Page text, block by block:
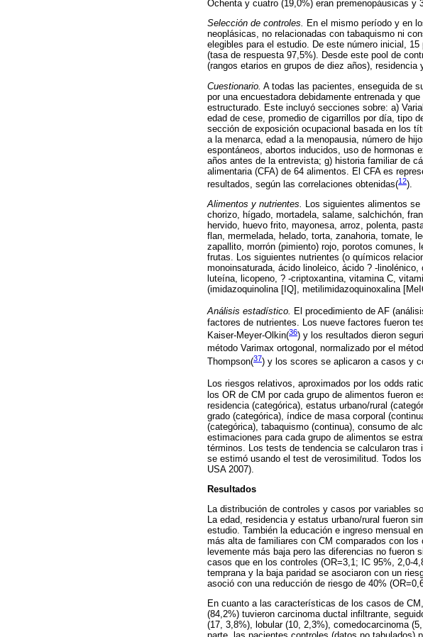
Ochenta y cuatro (19,0%) eran premenopáusicas y
Selección de controles. En el mismo período y en
neoplásicas, no relacionadas con tabaquismo ni
elegibles para el estudio. De este número inicial,
(tasa de respuesta 97,5%). Desde este pool de
(rangos etarios en grupos de diez años), residencia
Cuestionario. A todas las pacientes, enseguida de
por una encuestadora debidamente entrenada y
estructurado. Este incluyó secciones sobre: a)
edad de cese, promedio de cigarrillos por día, tipo
sección de exposición ocupacional basada en los
a la menarca, edad a la menopausia, número de
espontáneos, abortos inducidos, uso de hormonas
años antes de la entrevista; g) historia familiar de
alimentaria (CFA) de 64 alimentos. El CFA es
resultados, según las correlaciones obtenidas(12).
Alimentos y nutrientes. Los siguientes alimentos
chorizo, hígado, mortadela, salame, salchichón,
hervido, huevo frito, mayonesa, arroz, polenta,
flan, mermelada, helado, torta, zanahoria, tomate,
zapallito, morrón (pimiento) rojo, porotos comunes,
frutas. Los siguientes nutrientes (o químicos
monoinsaturada, ácido linoleico, ácido ? -
luteína, licopeno, ? -criptoxantina, vitamina C,
(imidazoquinolina [IQ], metilimidazoquinoxalina
Análisis estadístico. El procedimiento de AF
factores de nutrientes. Los nueve factores fueron
Kaiser-Meyer-Olkin(36) y los resultados dieron
método Varimax ortogonal, normalizado por el
Thompson(37) y los scores se aplicaron a casos y
Los riesgos relativos, aproximados por los odds
los OR de CM por cada grupo de alimentos fueron
residencia (categórica), estatus urbano/rural
grado (categórica), índice de masa corporal
(categórica), tabaquismo (continua), consumo de
estimaciones para cada grupo de alimentos se
términos. Los tests de tendencia se calcularon tras
se estimó usando el test de verosimilitud. Todos
USA 2007).
Resultados
La distribución de controles y casos por variables
La edad, residencia y estatus urbano/rural fueron
estudio. También la educación e ingreso mensual
más alta de familiares con CM comparados con
levemente más baja pero las diferencias no
casos que en los controles (OR=3,1; IC 95%, 2,0-
temprana y la baja paridad se asociaron con un
asoció con una reducción de riesgo de 40%
En cuanto a las características de los casos de
(84,2%) tuvieron carcinoma ductal infiltrante,
(17, 3,8%), lobular (10, 2,3%), comedocarcinoma